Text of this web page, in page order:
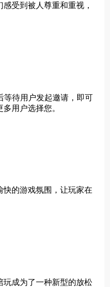
受到被人尊重和重视，
等待用户发起邀请，即可
用户选择您。
的游戏氛围，让玩家在
玩成为了一种新型的放松